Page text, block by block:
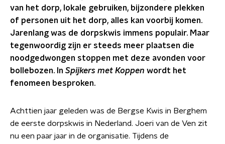
van het dorp, lokale gebruiken, bijzondere plekken
of personen uit het dorp, alles kan voorbij komen.
Jarenlang was de dorpskwis immens populair. Maar
tegenwoordig zijn er steeds meer plaatsen die
noodgedwongen stoppen met deze avonden voor
bollebozen. In Spijkers met Koppen wordt het
fenomeen besproken.
Achttien jaar geleden was de Bergse Kwis in Berghem
de eerste dorpskwis in Nederland. Joeri van de Ven zit
nu een paar jaar in de organisatie. Tijdens de